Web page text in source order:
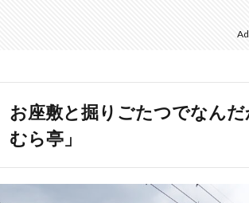
お座敷と掘りごたつでなん
むら亭」